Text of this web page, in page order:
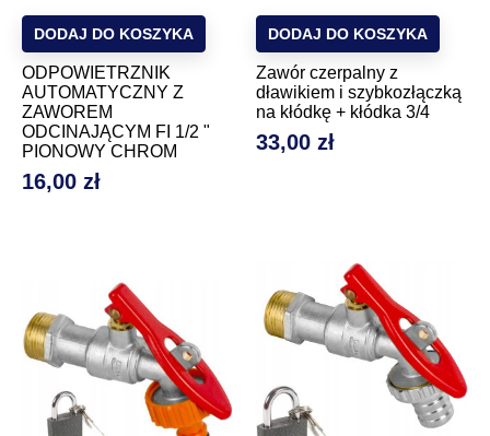
ODPOWIETRZNIK
AUTOMATYCZNY Z
ZAWOREM
ODCINAJĄCYM FI 1/2 "
PIONOWY CHROM
Cena
16,00 zł
DODAJ DO KOSZYKA
Zawór czerpalny z
dławikiem i szybkozłączką
na kłódkę + kłódka 3/4
Cena
33,00 zł
DODAJ DO KOSZYKA